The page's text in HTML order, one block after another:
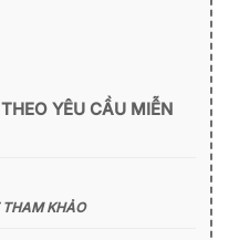
YÊU CẦU MIỄN
KHẢO